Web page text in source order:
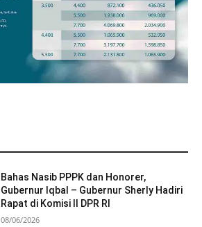
Bahas Nasib PPPK dan Honorer,
Gubernur Iqbal – Gubernur Sherly Hadiri
Rapat di Komisi II DPR RI
08/06/2026